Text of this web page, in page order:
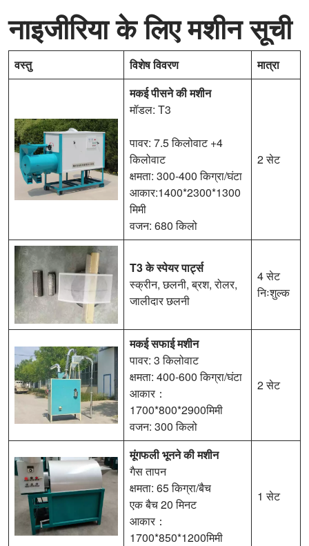
नाइजीरिया के लिए मशीन सूची
वस्तु विशेष विवरण
मात्रा
मकई पीसने की मशीन
मॉडल: T3
पावर: 7.5 किलोवाट +4
किलोवाट
क्षमता: 300-400 किग्रा/घंटा
आकार:1400*2300*1300
मिमी
वजन: 680 किलो
2 सेट
T3 के स्पेयर पार्ट्स
स्क्रीन, छलनी, ब्रश, रोलर,
जालीदार छलनी
4 सेट
निःशुल्क
मकई सफाई मशीन
पावर: 3 किलोवाट
क्षमता: 400-600 किग्रा/घंटा
आकार：
1700*800*2900मिमी
वजन: 300 किलो
2 सेट
मूंगफली भूनने की मशीन
गैस तापन
क्षमता: 65 किग्रा/बैच
एक बैच 20 मिनट
आकार：
1700*850*1200मिमी
1 सेट